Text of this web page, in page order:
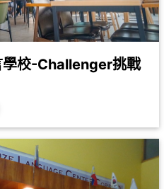
校-Challenger挑戰